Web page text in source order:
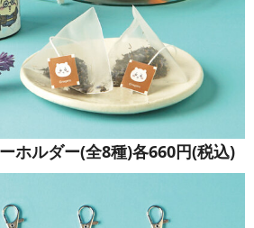
ホルダー(全8種)各660円(税込)